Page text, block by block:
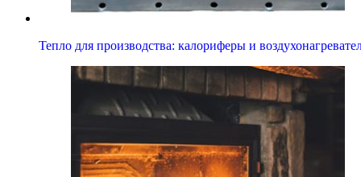
Тепло для производства: калориферы и